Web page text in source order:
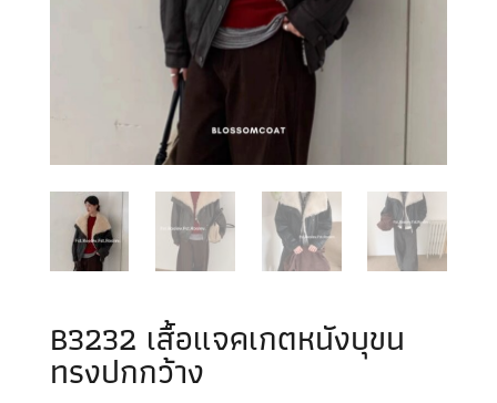
B3232 เสื้อแจคเกตหนังบุขน
ทรงปกกว้าง